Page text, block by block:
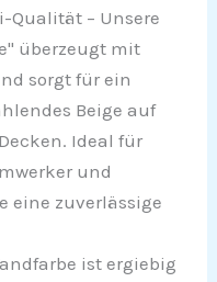
Qualität – Unsere
überzeugt mit
sorgt für ein
Beige auf
Ideal für
und
eine zuverlässige
ist ergiebig